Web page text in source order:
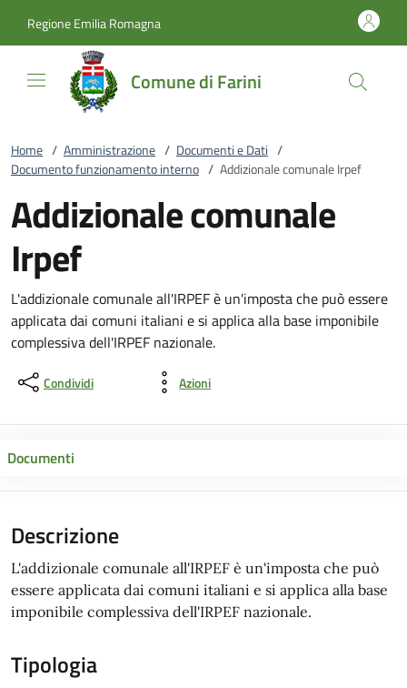
Regione Emilia Romagna
Comune di Farini
Home / Amministrazione / Documenti e Dati /
Documento funzionamento interno / Addizionale comunale Irpef
Addizionale comunale
Irpef
L'addizionale comunale all'IRPEF è un'imposta che può essere
applicata dai comuni italiani e si applica alla base imponibile
complessiva dell'IRPEF nazionale.
Condividi Azioni
Documenti
Descrizione
L'addizionale comunale all'IRPEF è un'imposta che può
essere applicata dai comuni italiani e si applica alla base
imponibile complessiva dell'IRPEF nazionale.
Tipologia